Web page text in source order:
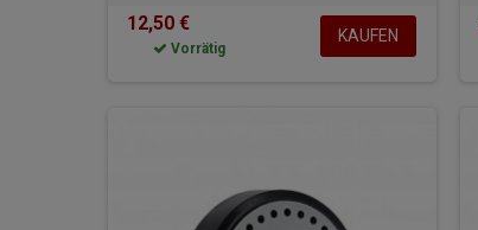
12,50 €
Vorrätig
KAUFEN